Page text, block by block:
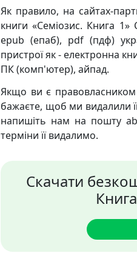
Як правило, на сайтах-
книги «Семіозис. Книга
epub (епаб), pdf (пдф)
пристрої як - електронна
ПК (комп'ютер), айпад.
Якщо ви є
бажаєте, щоб ми видалили
напишіть нам на пошту
терміни її видалимо.
Скачати